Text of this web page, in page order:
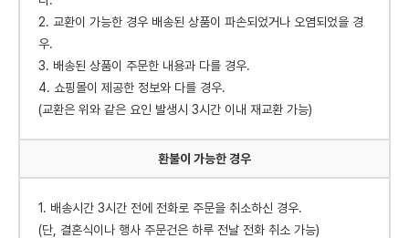
2. 교환이 가능한 경우 배송된 상품이 파손되었거나 오염되었을 경
우.
3. 배송된 상품이 주문한 내용과 다를 경우.
4. 쇼핑몰이 제공한 정보와 다를 경우.
(교환은 위와 같은 요인 발생시 3시간 이내 재교환 가능)
환불이 가능한 경우
1. 배송시간 3시간 전에 전화로 주문을 취소하신 경우.
(단, 결혼식이나 행사 주문건은 하루 전날 전화 취소 가능)